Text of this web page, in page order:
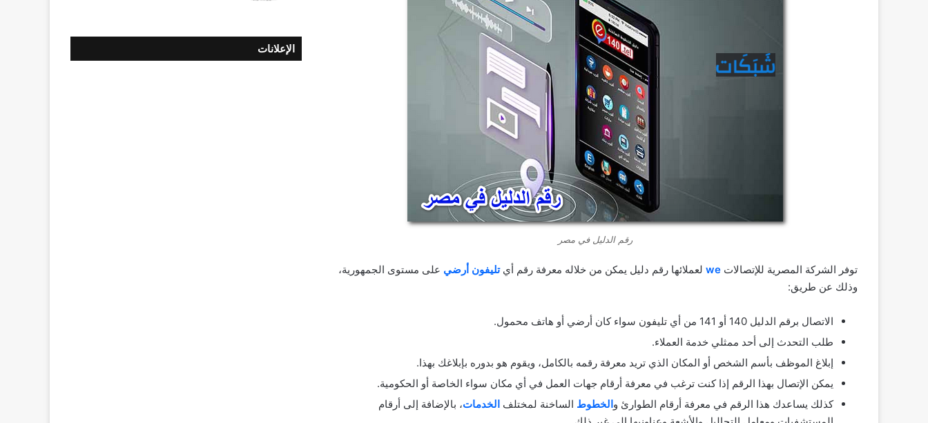
رقم الدليل في مصر
توفر الشركة المصرية للإتصالات we لعملائها رقم دليل يمكن من خلاله معرفة رقم أيتليفون أرضي على مستوى الجمهورية،
وذلك عن طريق:
الاتصال برقم الدليل 140 أو 141 من أي تليفون سواء كان أرضي أو هاتف محمول.
طلب التحدث إلى أحد ممثلي خدمة العملاء.
إبلاغ الموظف بأسم الشخص أو المكان الذي تريد معرفة رقمه بالكامل، ويقوم هو بدوره بإبلاغك بهذا.
يمكن الإتصال بهذا الرقم إذا كنت ترغب في معرفة أرقام جهات العمل في أي مكان سواء الخاصة أو الحكومية.
كذلك يساعدك هذا الرقم في معرفة أرقام الطوارئ والخطوط الساخنة لمختلف الخدمات، بالإضافة إلى أرقام
الإعلانات